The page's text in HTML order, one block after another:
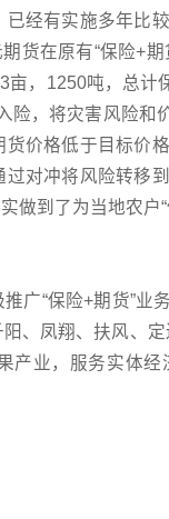
经有实施多年比
货在原有“保险+
亩，1250吨，总
，将灾害风险和
价格低于目标价
对冲将风险转移
到了为当地农户“
广“保险+期货”业
、凤翔、扶风、
产业，服务实体